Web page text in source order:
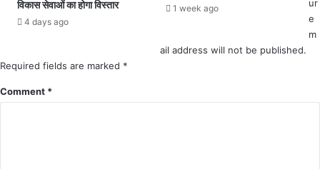
को
वा
है
र्मा
ना
विकास सेवाओं का होगा विस्तार
4 days ago
1 week ago
ur
e
m
ail address will not be published.
Required fields are marked *
Comment *